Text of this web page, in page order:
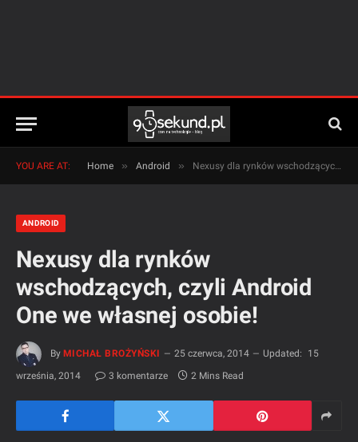
YOU ARE AT: Home » Android » Nexusy dla rynków wschodzących, czyli Android One we własnej osobie!
ANDROID
Nexusy dla rynków
wschodzących, czyli Android
One we własnej osobie!
By MICHAŁ BROŻYŃSKI 25 czerwca, 2014 Updated:
15
września, 2014
3 komentarze 2 Mins Read